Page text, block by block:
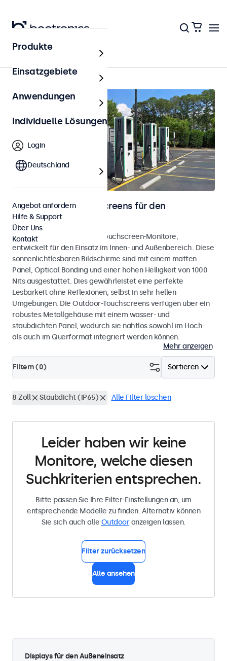
Outdoor
Monitore und Touchscreens für den
Außenbereich
Wetterfeste Monitore und Touchscreen-Monitore,
entwickelt für den Einsatz im Innen- und Außenbereich. Diese
sonnenlichtlesbaren Bildschirme sind mit einem matten
Panel, Optical Bonding und einer hohen Helligkeit von 1000
Nits ausgestattet. Dies gewährleistet eine perfekte
Lesbarkeit ohne Reflexionen, selbst in sehr hellen
Umgebungen. Die Outdoor-Touchscreens verfügen über ein
robustes Metallgehäuse mit einem wasser- und
staubdichten Panel, wodurch sie nahtlos sowohl im Hoch-
als auch im Querformat integriert werden können.
Mehr anzeigen
Sortieren
Filtern (0)
8 Zoll Staubdicht (IP65) Alle Filter löschen
Leider haben wir keine
Monitore, welche diesen
Suchkriterien entsprechen.
Bitte passen Sie Ihre Filter-Einstellungen an, um
entsprechende Modelle zu finden. Alternativ können
Sie sich auch alle Outdooranzeigen lassen.
Filter zurücksetzen
Alle ansehen
Displays für den Außeneinsatz
Produkte
Einsatzgebiete
Anwendungen
Individuelle Lösungen
Login
Deutschland
Angebot anfordern
Hilfe & Support
Über Uns
Kontakt